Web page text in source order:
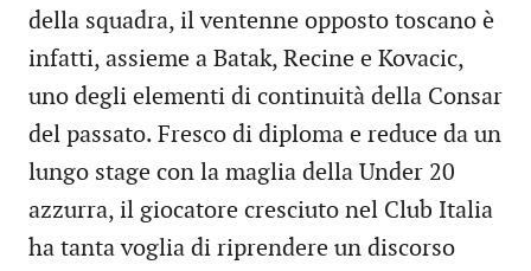
della squadra, il ventenne opposto toscano è
infatti, assieme a Batak, Recine e Kovacic,
uno degli elementi di continuità della Consar
del passato. Fresco di diploma e reduce da un
lungo stage con la maglia della Under 20
azzurra, il giocatore cresciuto nel Club Italia
ha tanta voglia di riprendere un discorso